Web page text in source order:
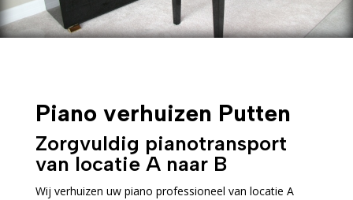
Piano verhuizen Putten
Zorgvuldig pianotransport
van locatie A naar B
Wij verhuizen uw piano professioneel van locatie A